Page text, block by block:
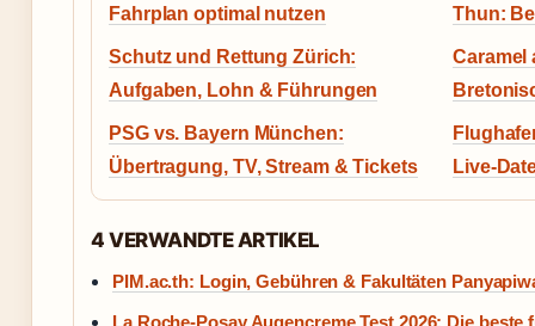
Fahrplan optimal nutzen
Thun:
Schutz und Rettung Zürich:
Aufgaben, Lohn & Führungen
Caramel
PSG vs. Bayern München:
Übertragung, TV, Stream & Tickets
Live-
4 VERWANDTE ARTIKEL
PIM.ac.th: Login, Gebühren & Fakultäten
La Roche-Posay Augencreme Test 2026: Die beste